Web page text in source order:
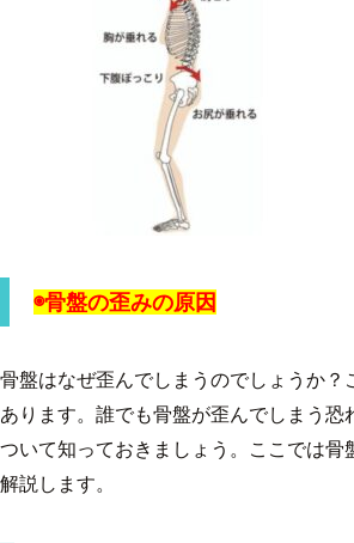
◉骨盤の歪みの原因
骨盤はなぜ歪んでしまうのでしょうか？
あります。誰でも骨盤が歪んでしまう恐
ついて知っておきましょう。ここでは骨
解説します。